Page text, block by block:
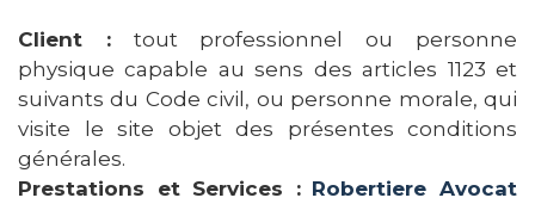
Client :tout professionnel ou personne
physique capable au sens des articles 1123 et
suivants du Code civil, ou personne morale, qui
visite le site objet des présentes conditions
générales.
Prestations et Services : Robertiere Avocat